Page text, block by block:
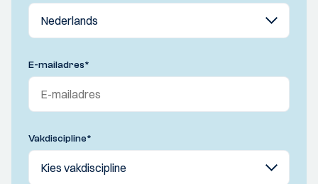
E-mailadres*
Vakdiscipline*